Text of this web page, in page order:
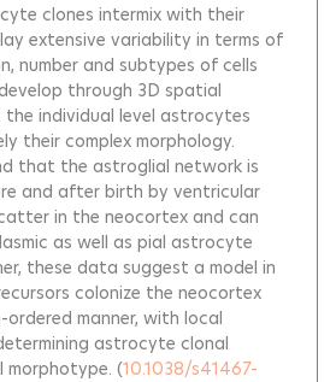
clones intermix with their
extensive variability in terms of
number and subtypes of cells
through 3D spatial
the individual level astrocytes
their complex morphology.
that the astroglial network is
and after birth by ventricular
in the neocortex and can
as well as pial astrocyte
these data suggest a model in
colonize the neocortex
manner, with local
astrocyte clonal
morphotype. (10.1038/s41467-